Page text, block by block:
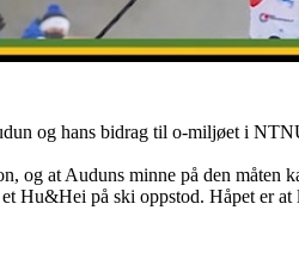
og hans bidrag til o-miljøet i
og at Auduns minne på den måten
Hu&Hei på ski oppstod. Håpet er